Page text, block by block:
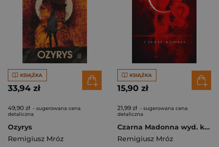
KSIĄŻKA
33,94 zł
49,90 zł - sugerowana cena
detaliczna
Ozyrys
Remigiusz Mróz
KSIĄŻKA
15,90 zł
21,99 zł - sugerowana cena
detaliczna
Czarna Madonna wyd. kieszonkowe
Remigiusz Mróz